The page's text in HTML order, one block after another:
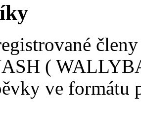
(
ve formátu